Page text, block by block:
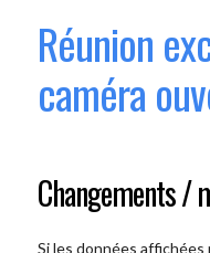
Réunion
caméra
Changements /
Si les données